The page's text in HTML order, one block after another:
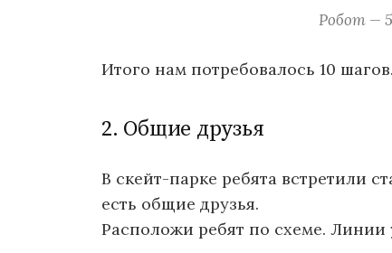
Робот —
Итого нам потребовалось 10 шагов.
2. Общие друзья
В скейт-парке ребята встретили
есть общие друзья.
Расположи ребят по схеме. Линии